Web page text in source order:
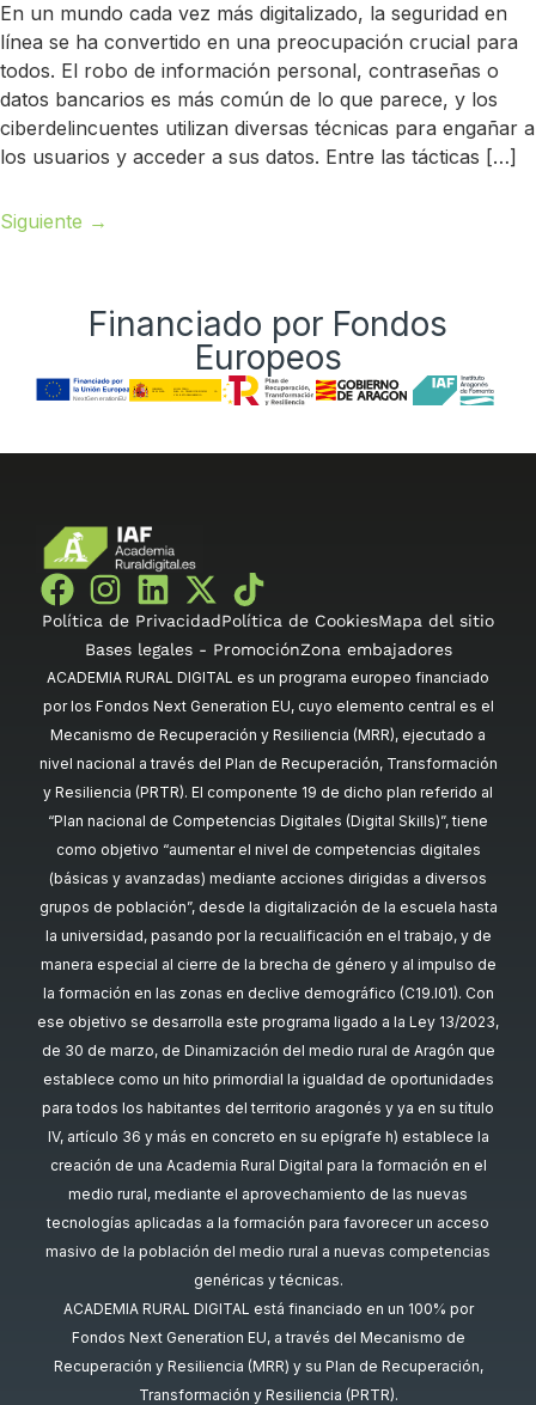
En un mundo cada vez más digitalizado, la seguridad en
línea se ha convertido en una preocupación crucial para
todos. El robo de información personal, contraseñas o
datos bancarios es más común de lo que parece, y los
ciberdelincuentes utilizan diversas técnicas para engañar a
los usuarios y acceder a sus datos. Entre las tácticas […]
Siguiente →
Financiado por Fondos
Europeos
Política de PrivacidadPolítica de CookiesMapa del sitio
Bases legales - PromociónZona embajadores
ACADEMIA RURAL DIGITAL es un programa europeo financiado
por los Fondos Next Generation EU, cuyo elemento central es el
Mecanismo de Recuperación y Resiliencia (MRR), ejecutado a
nivel nacional a través del Plan de Recuperación, Transformación
y Resiliencia (PRTR). El componente 19 de dicho plan referido al
“Plan nacional de Competencias Digitales (Digital Skills)”, tiene
como objetivo “aumentar el nivel de competencias digitales
(básicas y avanzadas) mediante acciones dirigidas a diversos
grupos de población”, desde la digitalización de la escuela hasta
la universidad, pasando por la recualificación en el trabajo, y de
manera especial al cierre de la brecha de género y al impulso de
la formación en las zonas en declive demográfico (C19.I01). Con
ese objetivo se desarrolla este programa ligado a la Ley 13/2023,
de 30 de marzo, de Dinamización del medio rural de Aragón que
establece como un hito primordial la igualdad de oportunidades
para todos los habitantes del territorio aragonés y ya en su título
IV, artículo 36 y más en concreto en su epígrafe h) establece la
creación de una Academia Rural Digital para la formación en el
medio rural, mediante el aprovechamiento de las nuevas
tecnologías aplicadas a la formación para favorecer un acceso
masivo de la población del medio rural a nuevas competencias
genéricas y técnicas.
ACADEMIA RURAL DIGITAL está financiado en un 100% por
Fondos Next Generation EU, a través del Mecanismo de
Recuperación y Resiliencia (MRR) y su Plan de Recuperación,
Transformación y Resiliencia (PRTR).